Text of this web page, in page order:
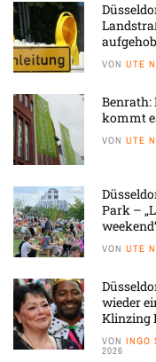
VON UTE
Benrath:
kommt
VON UTE
Park –
VON UTE
wieder
Klinzing
VON INGO
2026